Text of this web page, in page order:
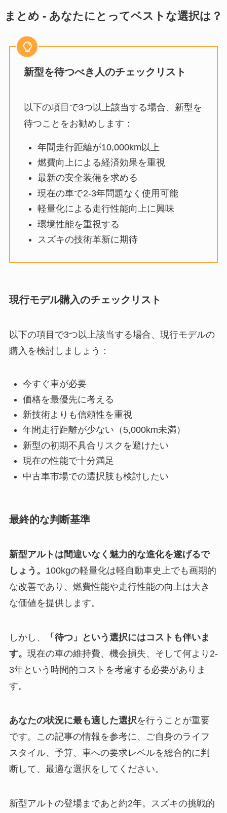
まとめ - あなたにとってベストな選択は？
新型を待つべき人のチェックリスト
以下の項目で3つ以上該当する場合、新型を
待つことをお勧めします：
年間走行距離が10,000km以上
燃費向上による経済効果を重視
最新の安全装備を求める
現在の車で2-3年問題なく使用可能
軽量化による走行性能向上に興味
環境性能を重視する
スズキの技術革新に期待
現行モデル購入のチェックリスト
以下の項目で3つ以上該当する場合、現行モデルの
購入を検討しましょう：
今すぐ車が必要
価格を最優先に考える
新技術よりも信頼性を重視
年間走行距離が少ない（5,000km未満）
新型の初期不具合リスクを避けたい
現在の性能で十分満足
中古車市場での選択肢も検討したい
最終的な判断基準
新型アルトは間違いなく魅力的な進化を遂げるで
しょう。 100kgの軽量化は軽自動車史上でも画期的
な改善であり、燃費性能や走行性能の向上は大き
な価値を提供します。
しかし、
「待つ」という選択にはコストも伴いま
す。 現在の車の維持費、機会損失、そして何より2-
3年という時間的コストを考慮する必要がありま
す。
あなたの状況に最も適した選択を行うことが重要
です。この記事の情報を参考に、ご自身のライフ
スタイル、予算、車への要求レベルを総合的に判
断して、最適な選択をしてください。
新型アルトの登場まであと約2年。スズキの挑戦的